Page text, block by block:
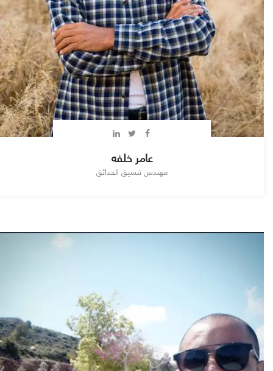
عامر خلفه
مهندس تنسيق الحدائق